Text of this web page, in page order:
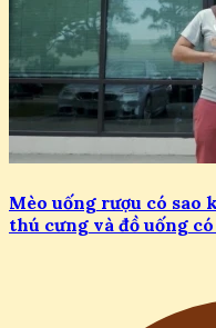
Mèo uống rượu có sao
thú cưng và đồ uống